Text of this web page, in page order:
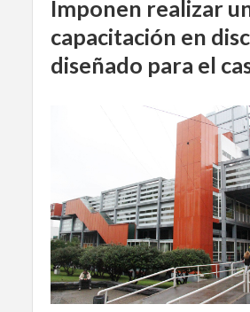
Imponen realizar
capacitación en
diseñado para el